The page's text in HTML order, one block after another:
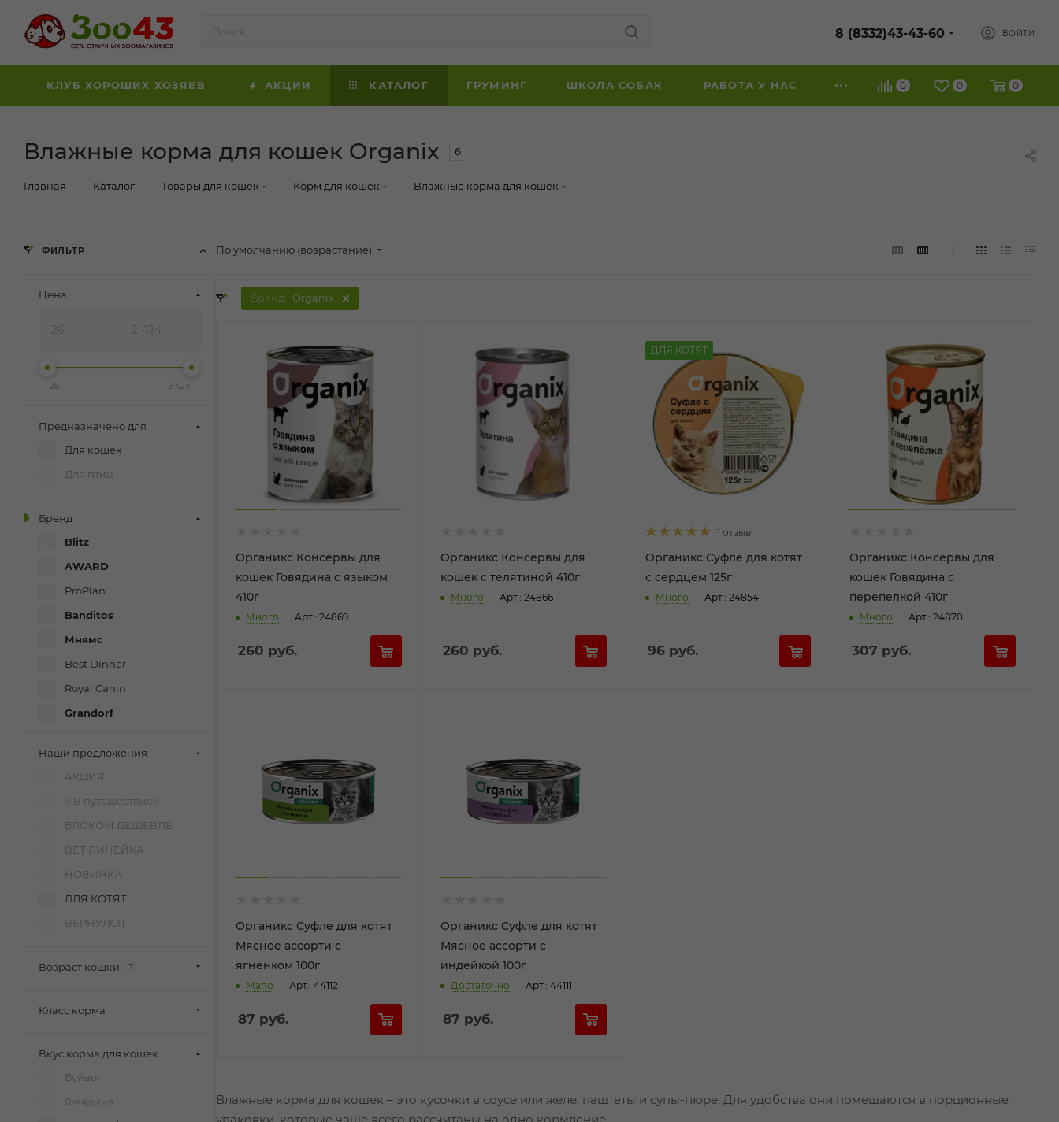
8 (8332)43-43-60 ВОЙТИ
0 0 0
КЛУБ ХОРОШИХ ХОЗЯЕВ АКЦИИ КАТАЛОГ ГРУМИНГ ШКОЛА СОБАК РАБОТА У НАС
Влажные корма для кошек Organix 6
Главная Каталог Товары для кошек Корм для кошек Влажные корма для кошек
По умолчанию (возрастание)
Бренд: Organix
Органикс Консервы для
кошек Говядина с языком
410г
Много Арт.: 24869
260 руб.
Органикс Консервы для
кошек с телятиной 410г
Много Арт.: 24866
260 руб.
ДЛЯ КОТЯТ
1 отзыв
Органикс Суфле для котят
с сердцем 125г
Много Арт.: 24854
96руб.
Органикс Консервы для
кошек Говядина с
перепелкой 410г
Много Арт.: 24870
307 руб.
Органикс Суфле для котят
Мясное ассорти с
ягнёнком 100г
Мало Арт.: 44112
87 руб.
Органикс Суфле для котят
Мясное ассорти с
индейкой 100г
Достаточно Арт.: 44111
87 руб.
Влажные корма для кошек – это кусочки в соусе или желе, паштеты и супы-пюре. Для удобства они помещаются в порционные
упаковки, которые чаще всего рассчитаны на одно кормление.
ФИЛЬТР
Цена
26 2 424
Предназначено для
Для кошек
Для птиц
Бренд
Blitz
AWARD
ProPlan
Banditos
Мнямс
Best Dinner
Royal Canin
Grandorf
BOWL WOW
Inaba
Siberia Zoo
Милый котик
Муркиз
Ночной охотник
Наши предложения
АКЦИЯ
✨В путешествие✨
БЛОКОМ ДЕШЕВЛЕ
ВЕТ ЛИНЕЙКА
НОВИНКА
ДЛЯ КОТЯТ
ВЕРНУЛСЯ
Возраст кошки ?
Класс корма
Вкус корма для кошек
Буйвол
Говядина